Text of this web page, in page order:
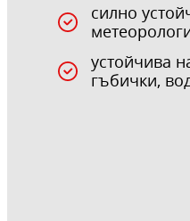
силно
устойчива
гъбички,